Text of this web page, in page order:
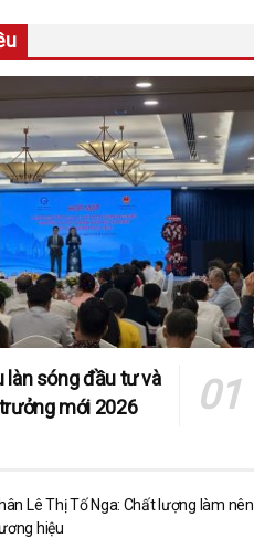
làn sóng đầu tư và
mới 2026
Lê Thị Tố Nga: Chất lượng làm nên
hiệu